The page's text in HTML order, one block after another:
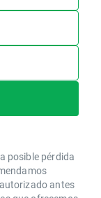
posible pérdida
antes